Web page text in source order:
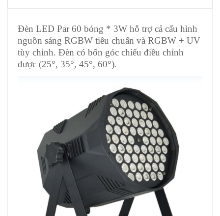
Đèn LED Par 60 bóng * 3W hỗ trợ cả cấu hình
nguồn sáng RGBW tiêu chuẩn và RGBW + UV
tùy chỉnh. Đèn có bốn góc chiếu điều chỉnh
được (25°, 35°, 45°, 60°).